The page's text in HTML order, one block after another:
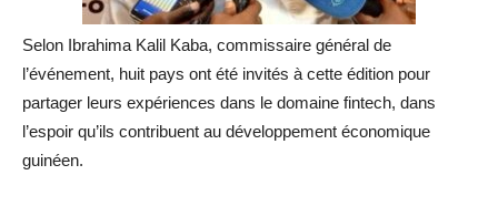
Selon Ibrahima Kalil Kaba, commissaire général de
l’événement, huit pays ont été invités à cette édition pour
partager leurs expériences dans le domaine fintech, dans
l’espoir qu’ils contribuent au développement économique
guinéen.